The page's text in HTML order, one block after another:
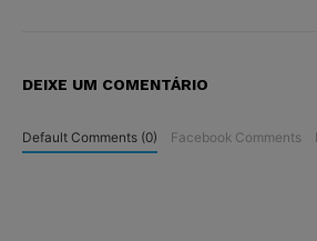
DEIXE UM COMENTÁRIO
Default Comments (0) Facebook Comments